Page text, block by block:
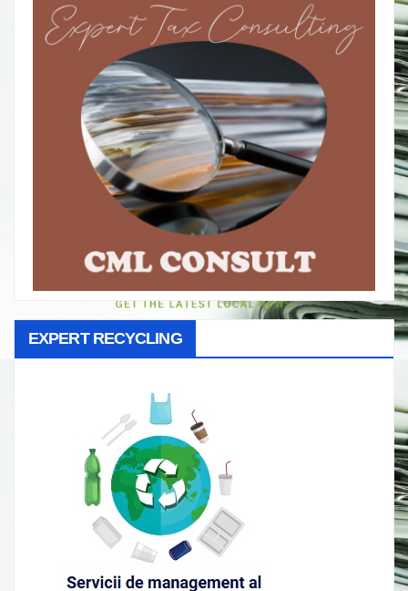
EXPERT RECYCLING